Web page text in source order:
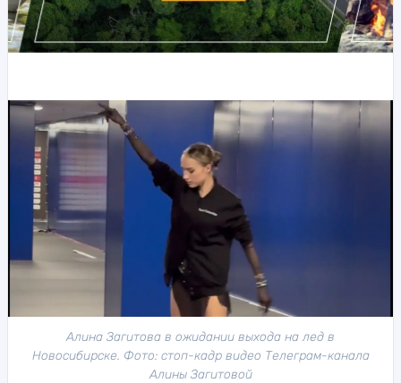
Алина Загитова в ожидании выхода на лед в
Новосибирске. Фото: стоп-кадр видео Телеграм-канала
Алины Загитовой